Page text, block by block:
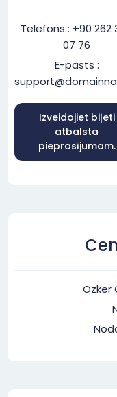
Telefons : +90 262
07 76
E-pasts :
Izveidojiet biļeti
atbalsta
pieprasījumam.
Özker